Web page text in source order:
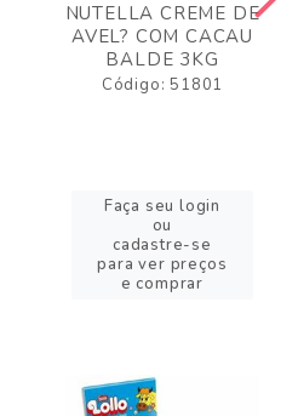
NUTELLA CREME DE
AVEL? COM CACAU
BALDE 3KG
Código: 51801
Faça seu login
ou
cadastre-se
para ver preços
e comprar